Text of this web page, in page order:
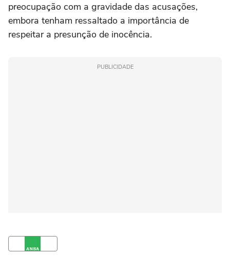
preocupação com a gravidade das acusações,
embora tenham ressaltado a importância de
respeitar a presunção de inocência.
PUBLICIDADE